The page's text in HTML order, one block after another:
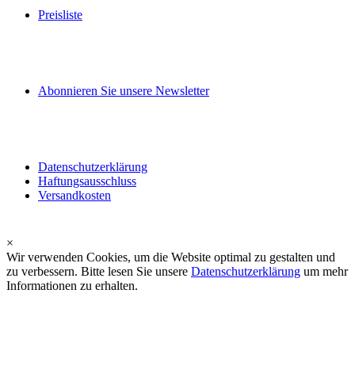
Preisliste
Abonnieren Sie unsere Newsletter
Datenschutzerklärung
Haftungsausschluss
Versandkosten
×
Wir verwenden Cookies, um die Website optimal zu gestalten und
zu verbessern. Bitte lesen Sie unsere Datenschutzerklärung um mehr
Informationen zu erhalten.